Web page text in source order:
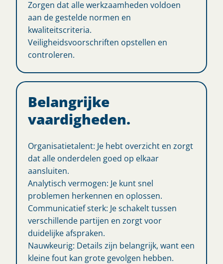
Zorgen dat alle werkzaamheden voldoen
aan de gestelde normen en
kwaliteitscriteria.
Veiligheidsvoorschriften opstellen en
controleren.
Belangrijke
vaardigheden.
Organisatietalent: Je hebt overzicht en zorgt
dat alle onderdelen goed op elkaar
aansluiten.
Analytisch vermogen: Je kunt snel
problemen herkennen en oplossen.
Communicatief sterk: Je schakelt tussen
verschillende partijen en zorgt voor
duidelijke afspraken.
Nauwkeurig: Details zijn belangrijk, want een
kleine fout kan grote gevolgen hebben.